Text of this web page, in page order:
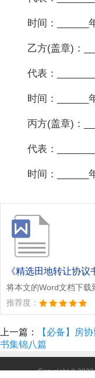
时间：______
乙方(盖章)：
代表：
时间：______
丙方(盖章)：
代表：
时间：______
《精选田地转让协议
将本文的Word文档下载
推荐度：
上一篇： 【必备】房
书集锦八篇
Copyright © 2023